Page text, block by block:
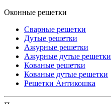
Оконные решетки
Сварные решетки
Дутые решетки
Ажурные решетки
Ажурные дутые решетки
Кованые решетки
Кованые дутые решетки
Решетки Антикошка